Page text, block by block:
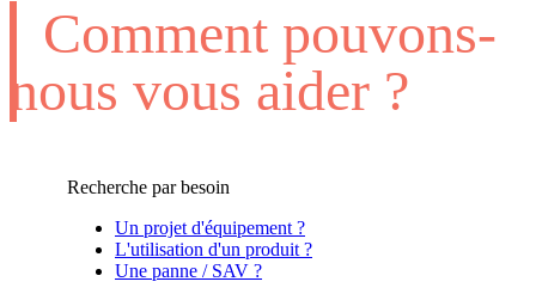
Comment pouvons-
nous vous aider ?
Recherche par besoin
Un projet d'équipement ?
L'utilisation d'un produit ?
Une panne / SAV ?